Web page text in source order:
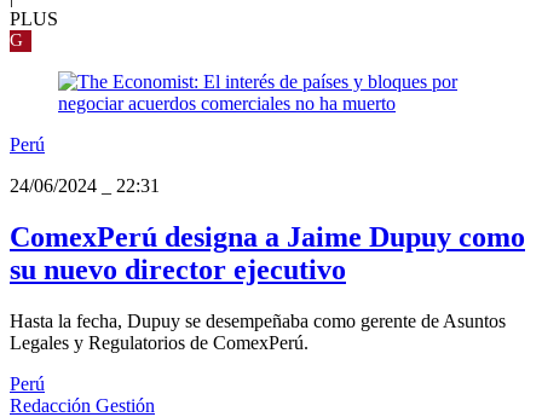
PLUS
G
Perú
24/06/2024
22:31
ComexPerú designa a Jaime Dupuy como
su nuevo director ejecutivo
Hasta la fecha, Dupuy se desempeñaba como gerente de Asuntos
Legales y Regulatorios de ComexPerú.
Perú
Redacción Gestión